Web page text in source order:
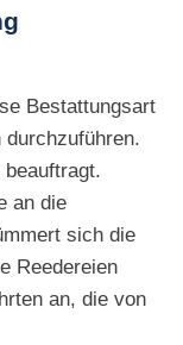
Bestattungsart
an die
sich die
Reedereien
an, die von